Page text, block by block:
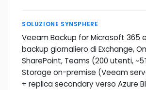
SOLUZIONE SYNSPHERE
Veeam Backup for Microsoft 365
backup giornaliero di Exchange,
SharePoint, Teams (200 utenti,
Storage on-premise (Veeam
+ replica secondary verso Azure